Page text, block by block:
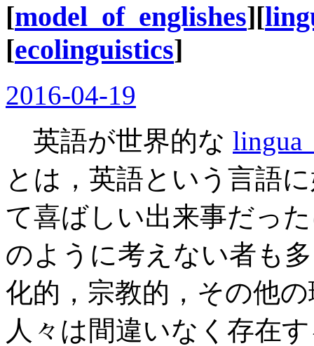
[model_of_englishes][
[ecolinguistics]
2016-04-19
英語が世界的な
とは，英語という言語
て喜ばしい出来事だっ
のように考えない者も
化的，宗教的，その他
人々は間違いなく存在